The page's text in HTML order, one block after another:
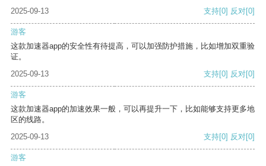
2025-09-13
支持[0] 反对[0]
游客
这款加速器app的安全性有待提高，可以加强防护措施，比如增加双重验
证。
2025-09-13
支持[0] 反对[0]
游客
这款加速器app的加速效果一般，可以再提升一下，比如能够支持更多地
区的线路。
2025-09-13
支持[0] 反对[0]
游客